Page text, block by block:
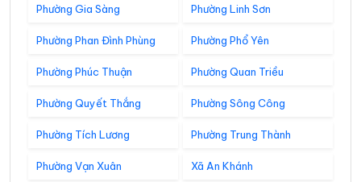
Phường Gia Sàng Phường Linh Sơn
Phường Phan Đình Phùng Phường Phổ Yên
Phường Phúc Thuận Phường Quan Triều
Phường Quyết Thắng Phường Sông Công
Phường Tích Lương Phường Trung Thành
Phường Vạn Xuân Xã An Khánh